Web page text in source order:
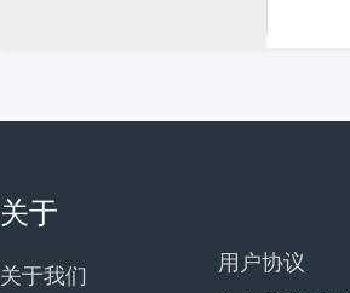
关于
关于我们
用户协议